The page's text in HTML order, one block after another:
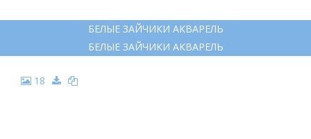
БЕЛЫЕ ЗАЙЧИКИ АКВАРЕЛЬ
БЕЛЫЕ ЗАЙЧИКИ АКВАРЕЛЬ
18